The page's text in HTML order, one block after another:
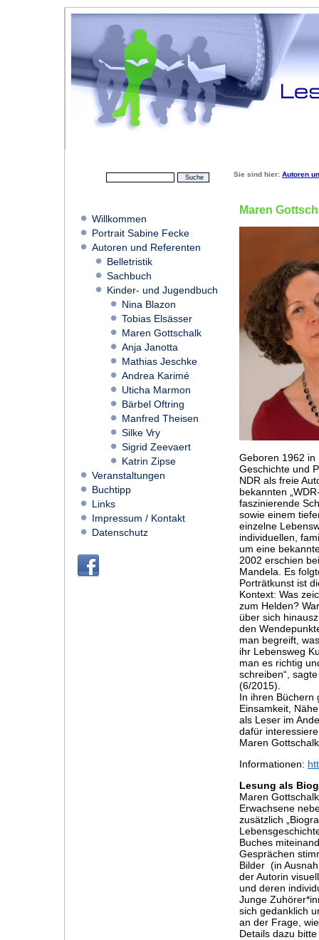
Willkommen
Portrait Sabine Fecke
Autoren und Referenten
Belletristik
Sachbuch
Kinder- und Jugendbuch
Nina Blazon
Tobias Elsässer
Maren Gottschalk
Anja Janotta
Mathias Jeschke
Andrea Karimé
Uticha Marmon
Bärbel Oftring
Manfred Theisen
Silke Vry
Sigrid Zeevaert
Katrin Zipse
Veranstaltungen
Buchtipp
Links
Impressum / Kontakt
Datenschutz
Sie sind hier: Autoren
Maren
Geboren 1962 in
Geschichte und
NDR als freie
bekannten
faszinierende
sowie einem
einzelne
individuellen,
um eine
2002 erschien
Mandela. Es
Porträtkunst ist
Kontext: Was
zum Helden?
über sich
den
man begreift,
ihr Lebensweg
man es richtig
schreiben“,
(6/2015).
In ihren Büchern
Einsamkeit,
als Leser im
dafür
Maren
Informationen:
Lesung als
Maren
Erwachsene
zusätzlich
Buches
Gesprächen
Bilder (in
der Autorin
und deren
Junge
sich gedanklich
an der Frage,
Details dazu